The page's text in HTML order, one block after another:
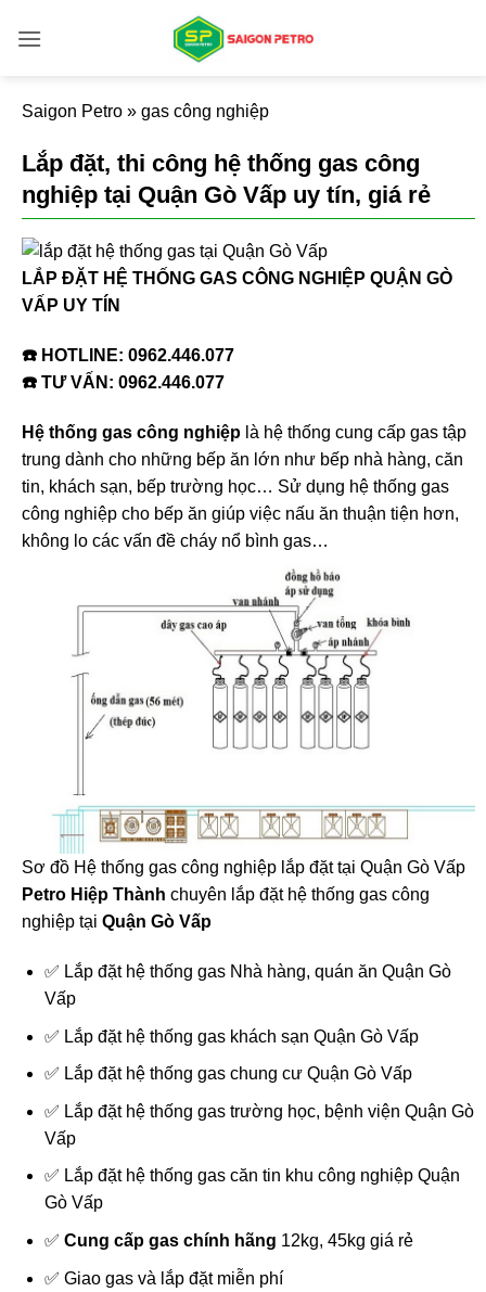
qua
Saigon Petro » gas công nghiệp
Lắp đặt, thi công hệ thống gas công
nghiệp tại Quận Gò Vấp uy tín, giá rẻ
LẮP ĐẶT HỆ THỐNG GAS CÔNG NGHIỆP QUẬN GÒ
VẤP UY TÍN
☎️ HOTLINE: 0962.446.077
☎️ TƯ VẤN: 0962.446.077
Hệ thống gas công nghiệp là hệ thống cung cấp gas tập
trung dành cho những bếp ăn lớn như bếp nhà hàng, căn
tin, khách sạn, bếp trường học… Sử dụng hệ thống gas
công nghiệp cho bếp ăn giúp việc nấu ăn thuận tiện hơn,
không lo các vấn đề cháy nổ bình gas…
Sơ đồ Hệ thống gas công nghiệp lắp đặt tại Quận Gò Vấp
Petro Hiệp Thành chuyên lắp đặt hệ thống gas công
nghiệp tại Quận Gò Vấp
✅ Lắp đặt hệ thống gas Nhà hàng, quán ăn Quận Gò
Vấp
✅ Lắp đặt hệ thống gas khách sạn Quận Gò Vấp
✅ Lắp đặt hệ thống gas chung cư Quận Gò Vấp
✅ Lắp đặt hệ thống gas trường học, bệnh viện Quận Gò
Vấp
✅ Lắp đặt hệ thống gas căn tin khu công nghiệp Quận
Gò Vấp
✅ Cung cấp gas chính hãng 12kg, 45kg giá rẻ
✅ Giao gas và lắp đặt miễn phí